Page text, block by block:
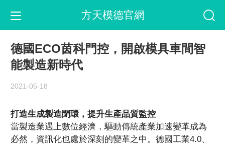
方天模德官網
德國ECO茵科門控，開啟模具車間智
能製造新時代
2021-05-18
打造生成製造閉環，提升生產品質監控
當製造業遇上數位經濟，驅動傳統產業加速變革成為
必然，資訊化也處於深刻的變革之中。德國工業4.0、